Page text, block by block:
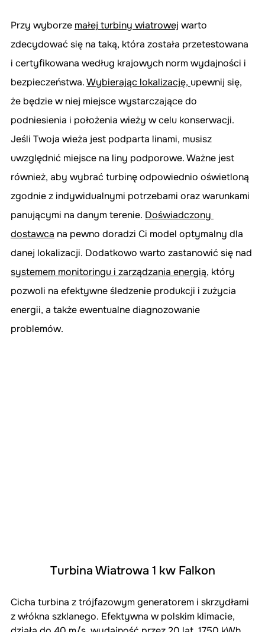
Przy wyborze małej turbiny wiatrowej warto
zdecydować się na taką, która została przetestowana
i certyfikowana według krajowych norm wydajności i
bezpieczeństwa. Wybierając lokalizację, upewnij się,
że będzie w niej miejsce wystarczające do
podniesienia i położenia wieży w celu konserwacji.
Jeśli Twoja wieża jest podparta linami, musisz
uwzględnić miejsce na liny podporowe. Ważne jest
również, aby wybrać turbinę odpowiednio oświetloną
zgodnie z indywidualnymi potrzebami oraz warunkami
panującymi na danym terenie. Doświadczony
dostawca na pewno doradzi Ci model optymalny dla
danej lokalizacji. Dodatkowo warto zastanowić się nad
systemem monitoringu i zarządzania energią, który
pozwoli na efektywne śledzenie produkcji i zużycia
energii, a także ewentualne diagnozowanie
problemów.
Turbina Wiatrowa 1 kw Falkon
Cicha turbina z trójfazowym generatorem i skrzydłami
z włókna szklanego. Efektywna w polskim klimacie,